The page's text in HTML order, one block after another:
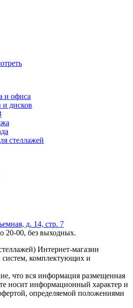
и офиса
дисков
стеллажей
д. 14, стр. 7
20-00, без выходных.
Интернет-магазин
систем, комплектующих и
что вся информация размещенная
носит информационный характер и
определяемой положениями